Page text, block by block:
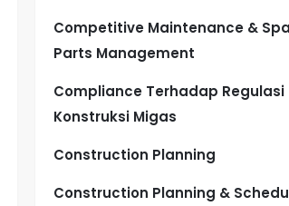
Competitive Maintenance &
Parts Management
Compliance Terhadap Regulasi
Konstruksi Migas
Construction Planning
Construction Planning &